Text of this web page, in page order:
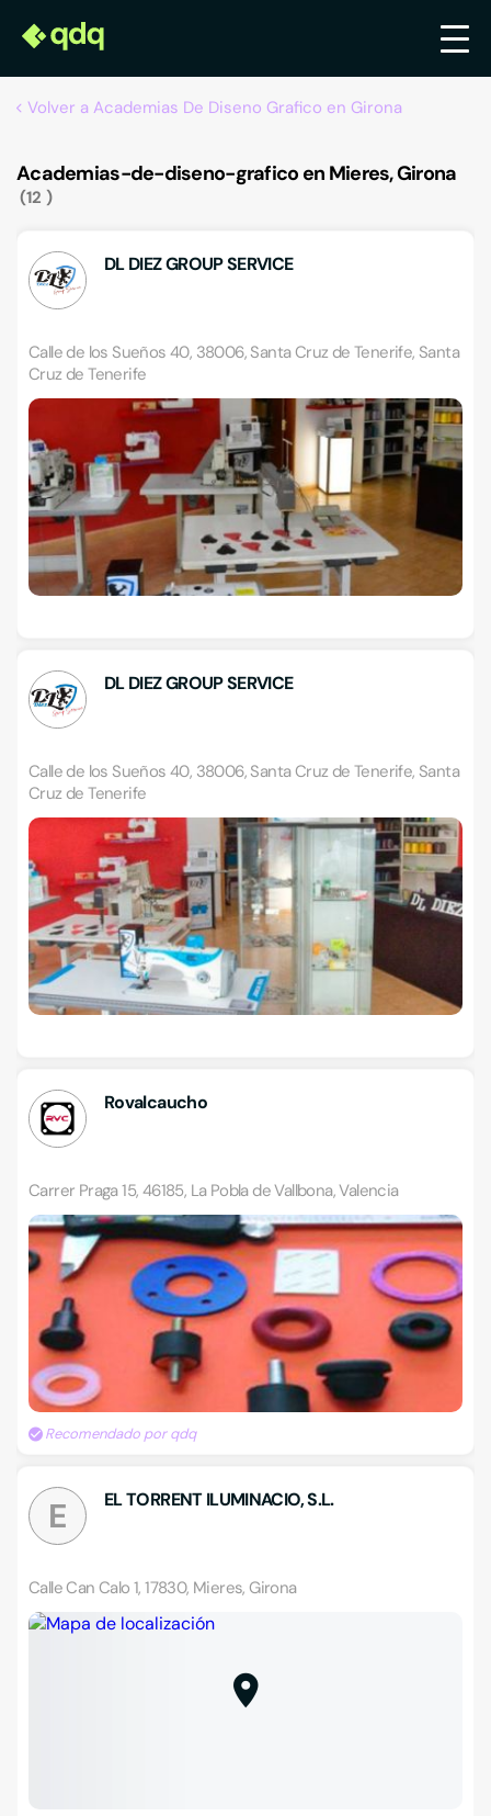
Volver a Academias De Diseno Grafico en Girona
Academias-de-diseno-grafico en Mieres, Girona
12
DL DIEZ GROUP SERVICE
Calle de los Sueños 40, 38006, Santa Cruz de Tenerife, Santa
Cruz de Tenerife
DL DIEZ GROUP SERVICE
Calle de los Sueños 40, 38006, Santa Cruz de Tenerife, Santa
Cruz de Tenerife
Rovalcaucho
Carrer Praga 15, 46185, La Pobla de Vallbona, Valencia
Recomendado por qdq
E EL TORRENT ILUMINACIO, S.L.
Calle Can Calo 1, 17830, Mieres, Girona